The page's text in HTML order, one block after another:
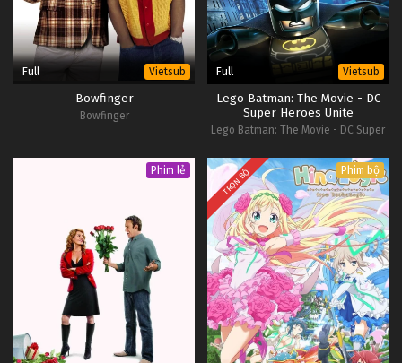
Full Vietsub
Bowfinger
Bowfinger
Full Vietsub
Lego Batman: The Movie - DC
Super Heroes Unite
Lego Batman: The Movie - DC Super
Phim lẻ
TRỌN BỘ Phim bộ